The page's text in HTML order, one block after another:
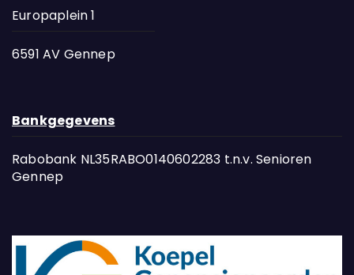
Europaplein 1
6591 AV Gennep
Bankgegevens
Rabobank NL35RABO0140602283 t.n.v. Senioren
Gennep